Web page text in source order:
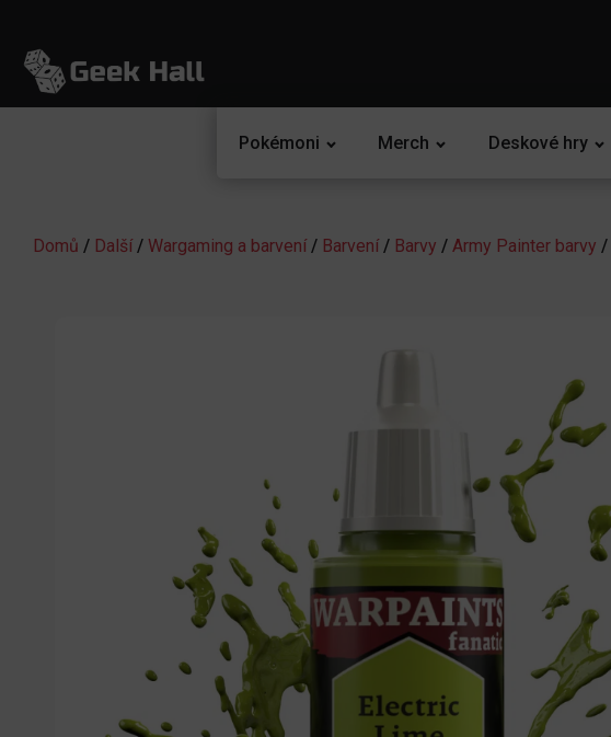
Pokémoni Merch Deskové hry
Domů / Další / Wargaming a barvení / Barvení / Barvy / Army Painter barvy /